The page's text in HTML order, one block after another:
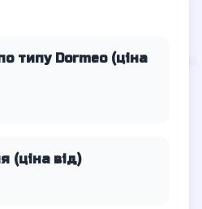
типу Dormeo (ціна
(ціна від)